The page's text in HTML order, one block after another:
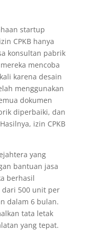
startup
CPKB hanya
konsultan pabrik
mencoba
karena desain
menggunakan
dokumen
diperbaiki, dan
izin CPKB
yang
bantuan jasa
berhasil
dari 500 unit per
dalam 6 bulan.
tata letak
yang tepat.